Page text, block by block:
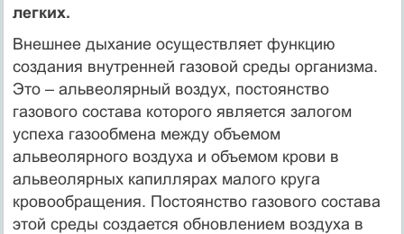
легких.
Внешнее дыхание осуществляет функцию
создания внутренней газовой среды организма.
Это – альвеолярный воздух, постоянство
газового состава которого является залогом
успеха газообмена между объемом
альвеолярного воздуха и объемом крови в
альвеолярных капиллярах малого круга
кровообращения. Постоянство газового состава
этой среды создается обновлением воздуха в